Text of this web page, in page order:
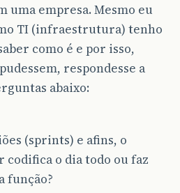
uma empresa. Mesmo eu
TI (infraestrutura) tenho
como é e por isso,
respondesse a
abaixo:
(sprints) e afins, o
codifica o dia todo ou faz
função?